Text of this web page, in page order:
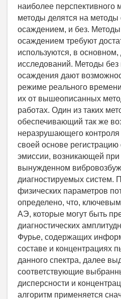
наиболее
методы делятся на
осаждением, и без.
осаждением требуют
используются, в
исследований. Методы без
осаждения дают
режиме реального
их от вышеописанных
работах. Один из таких
обеспечивающий так же
неразрушающего
своей основе регистрацию
эмиссии, возникающей при
вынужденном
диагностируемых систем.
физических параметров
определено, что,
АЭ, которые могут быть
диагностических
Фурье, содержащих
составе и концентрациях
данного спектра, далее
соответствующие
дисперсности и
алгоритм применяется